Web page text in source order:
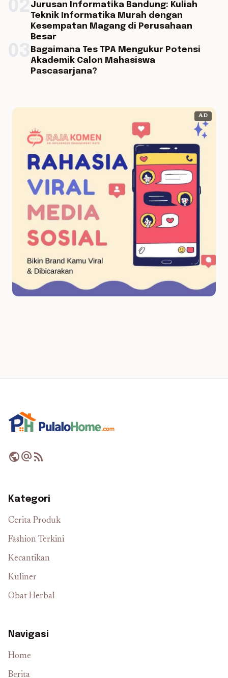
Jurusan Informatika Bandung: Kuliah
Teknik Informatika Murah dengan
Kesempatan Magang di Perusahaan
Besar
Bagaimana Tes TPA Mengukur Potensi
Akademik Calon Mahasiswa
Pascasarjana?
AD
publicalternate_emailrss_feed
Kategori
Cerita Produk
Fashion Terkini
Kecantikan
Kuliner
Obat Herbal
Navigasi
Home
Berita